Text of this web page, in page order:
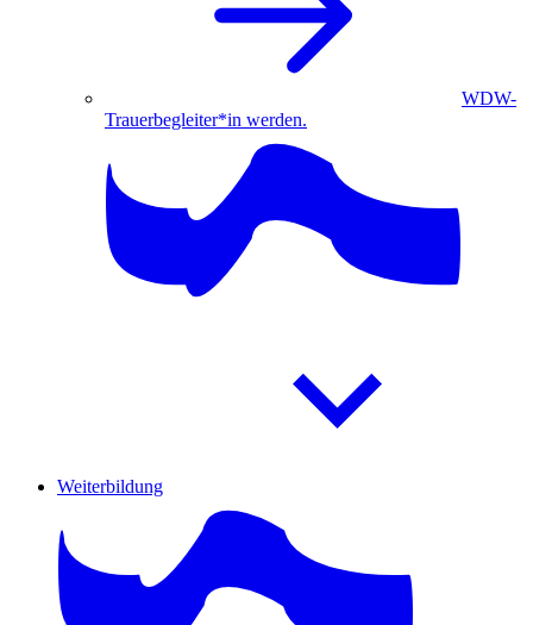
WDW-
Trauerbegleiter*in werden.
Weiterbildung